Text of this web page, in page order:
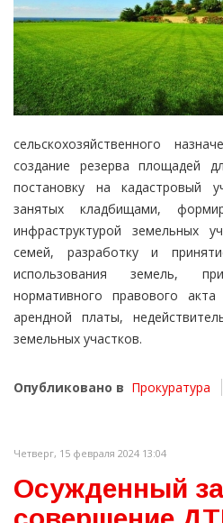
сельскохозяйственного
создание резерва площадей
постановку на кадастровый
занятых кладбищами,
инфраструктурой земельных
семей, разработку и
использования земель,
нормативного правового
арендной платы,
земельных участков.
Опубликовано в Прокуратура
Четверг, 15 февраля 2024 13:04
Осужденный за